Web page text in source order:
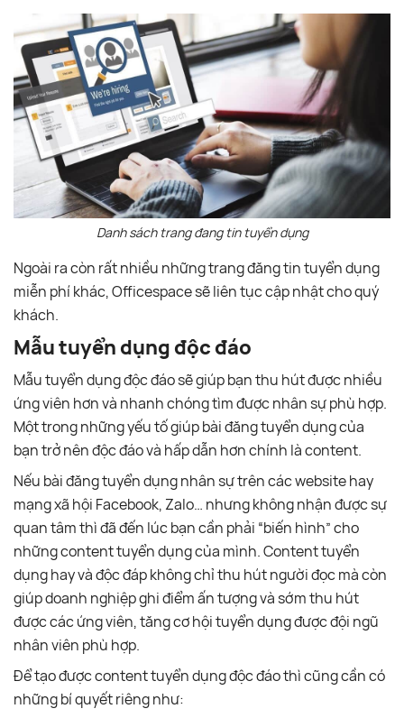
Danh sách trang đang tin tuyển dụng
Ngoài ra còn rất nhiều những trang đăng tin tuyển dụng
miễn phí khác, Officespace sẽ liên tục cập nhật cho quý
khách.
Mẫu tuyển dụng độc đáo
Mẫu tuyển dụng độc đáo sẽ giúp bạn thu hút được nhiều
ứng viên hơn và nhanh chóng tìm được nhân sự phù hợp.
Một trong những yếu tố giúp bài đăng tuyển dụng của
bạn trở nên độc đáo và hấp dẫn hơn chính là content.
Nếu bài đăng tuyển dụng nhân sự trên các website hay
mạng xã hội Facebook, Zalo… nhưng không nhận được sự
quan tâm thì đã đến lúc bạn cần phải “biến hình” cho
những content tuyển dụng của mình. Content tuyển
dụng hay và độc đáp không chỉ thu hút người đọc mà còn
giúp doanh nghiệp ghi điểm ấn tượng và sớm thu hút
được các ứng viên, tăng cơ hội tuyển dụng được đội ngũ
nhân viên phù hợp.
Để tạo được content tuyển dụng độc đáo thì cũng cần có
những bí quyết riêng như: